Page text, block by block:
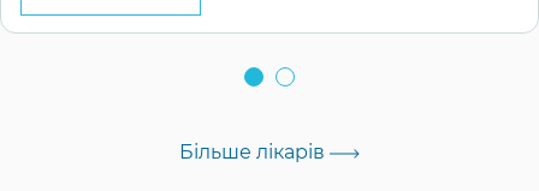
Більше лікарів